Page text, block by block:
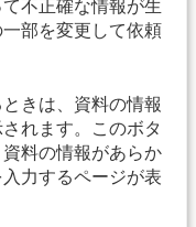
不正確な情報が生
部を変更して依頼
きは、資料の情報
れます。このボタ
料の情報があらか
力するページが表